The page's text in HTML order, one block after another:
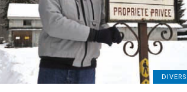
DIVERS